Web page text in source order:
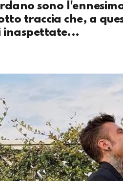
sono
traccia che, a
inaspettate...